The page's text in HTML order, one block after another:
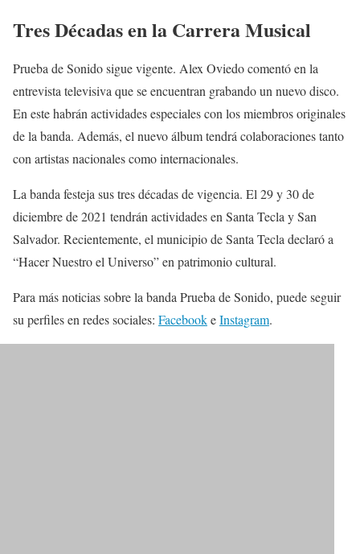
Tres Décadas en la Carrera Musical
Prueba de Sonido sigue vigente. Alex Oviedo comentó en la
entrevista televisiva que se encuentran grabando un nuevo disco.
En este habrán actividades especiales con los miembros originales
de la banda. Además, el nuevo álbum tendrá colaboraciones tanto
con artistas nacionales como internacionales.
La banda festeja sus tres décadas de vigencia. El 29 y 30 de
diciembre de 2021 tendrán actividades en Santa Tecla y San
Salvador. Recientemente, el municipio de Santa Tecla declaró a
“Hacer Nuestro el Universo” en patrimonio cultural.
Para más noticias sobre la banda Prueba de Sonido, puede seguir
su perfiles en redes sociales: FacebookeInstagram.